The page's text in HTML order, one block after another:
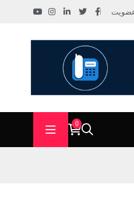
0